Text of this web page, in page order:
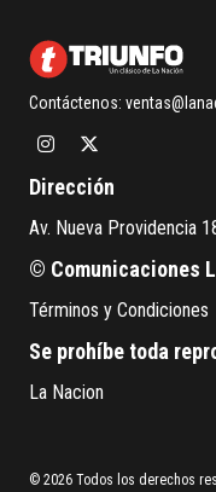
Contáctenos:
Dirección
Av. Nueva Providencia
© Comunicaciones
Términos y Condiciones
Se prohíbe toda
La Nacion
© 2026 Todos los derechos